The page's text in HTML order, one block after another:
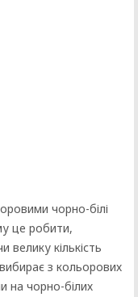
чорно-білі
це робити,
кількість
з кольорових
на чорно-білих